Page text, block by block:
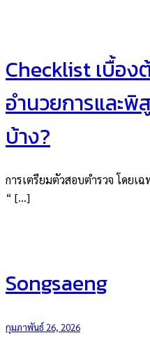
Checklist เบื้อ
อำนวยการและ
บ้าง?
การเตรียมตัวสอบตำรวจ โดยเ
“ […]
Songsaeng
กุมภาพันธ์ 26, 2026